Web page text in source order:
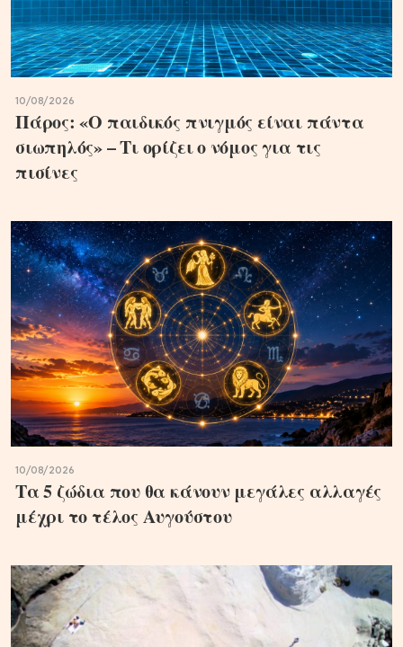
10/08/2026
Πάρος: «Ο παιδικός πνιγμός είναι πάντα
σιωπηλός» – Τι ορίζει ο νόμος για τις
πισίνες
10/08/2026
Τα 5 ζώδια που θα κάνουν μεγάλες αλλαγές
μέχρι το τέλος Αυγούστου